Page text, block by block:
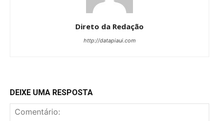
Direto da Redação
http://datapiaui.com
DEIXE UMA RESPOSTA